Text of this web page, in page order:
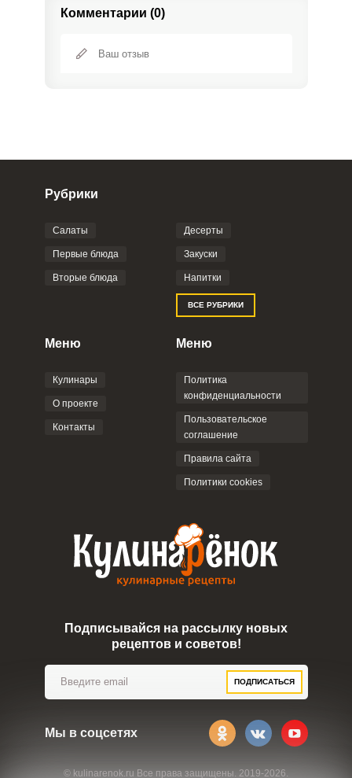
Комментарии (0)
Фото до 4 шт, до 5 mb
Отправляя эту форму, вы соглашаетесь с
Политикой
Пользовательским
соглашением
© kulinarenok.ru Все права защищены. 2019-2026.
Рубрики
Салаты
Первые блюда
Вторые блюда
Десерты
Закуски
Напитки
ВСЕ РУБРИКИ
Меню
Кулинары
О проекте
Контакты
Меню
Политика
конфиденциальности
Пользовательское
соглашение
Правила сайта
Политики cookies
Подписывайся на рассылку новых
рецептов и советов!
ПОДПИСАТЬСЯ
Мы в соцсетях